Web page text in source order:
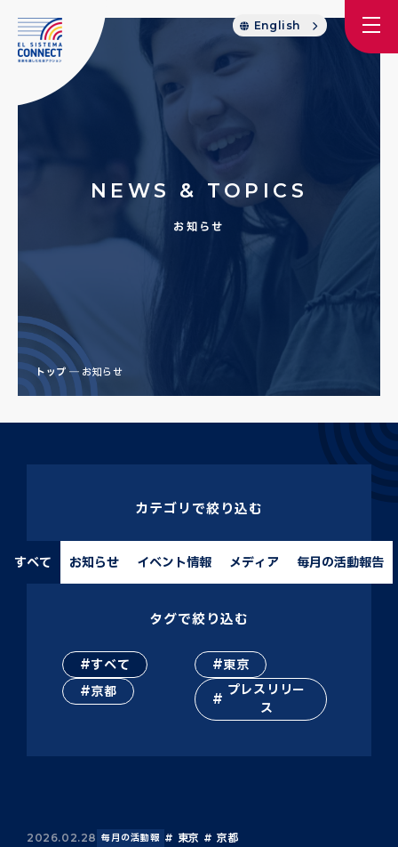
English
NEWS & TOPICS
お知らせ
トップ お知らせ
カテゴリで絞り込む
すべて お知らせ イベント情報 メディア 毎月の活動報告
タグで絞り込む
すべて
東京
京都
プレスリリー
ス
2026.02.28 毎月の活動報
東京 京都